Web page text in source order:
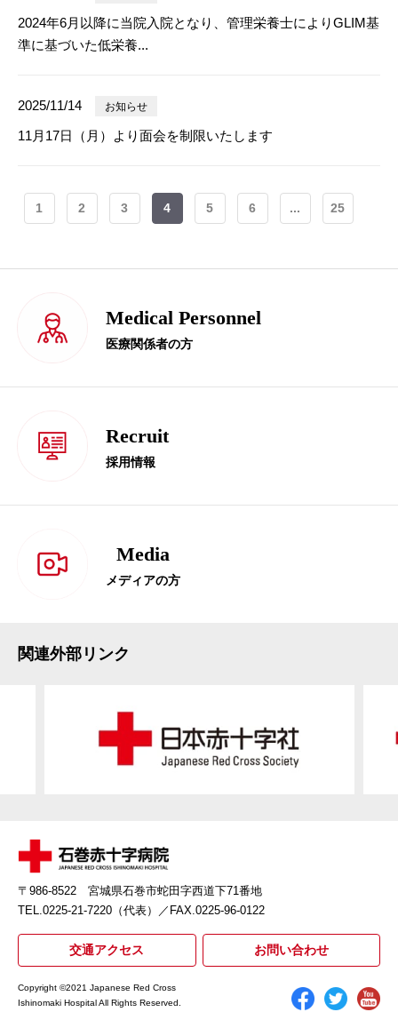
2024年6月以降に当院入院となり、管理栄養士によりGLIM基
準に基づいた低栄養...
2025/11/14 お知らせ
11月17日（月）より面会を制限いたします
1 2 3 4 5 6 ... 25
Medical Personnel
医療関係者の方
Recruit
採用情報
Media
メディアの方
関連外部リンク
〒986-8522 宮城県石巻市蛇田字西道下71番地
TEL.0225-21-7220（代表）
／FAX.0225-96-0122
交通アクセス お問い合わせ
Copyright ©2021 Japanese Red Cross
Ishinomaki Hospital All Rights Reserved.